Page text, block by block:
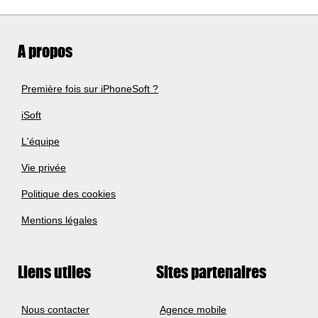
A propos
Première fois sur iPhoneSoft ?
iSoft
L'équipe
Vie privée
Politique des cookies
Mentions légales
Liens utiles
Nous contacter
Sites partenaires
Agence mobile